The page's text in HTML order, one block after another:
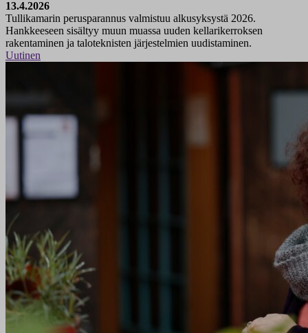
13.4.2026
Tullikamarin perusparannus valmistuu alkusyksystä 2026.
Hankkeeseen sisältyy muun muassa uuden kellarikerroksen
rakentaminen ja taloteknisten järjestelmien uudistaminen.
Uutinen